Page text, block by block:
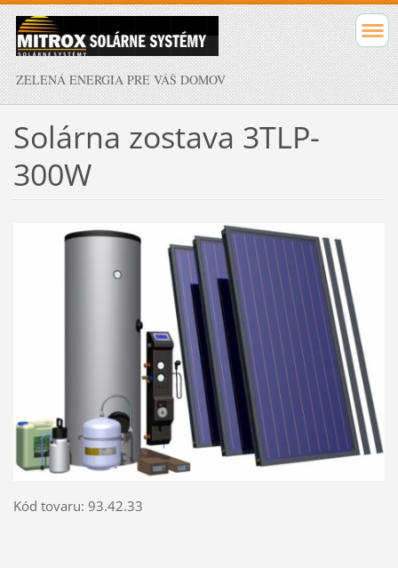
ZELENÁ ENERGIA PRE VÁŠ DOMOV
Solárna zostava 3TLP-
300W
Kód tovaru: 93.42.33